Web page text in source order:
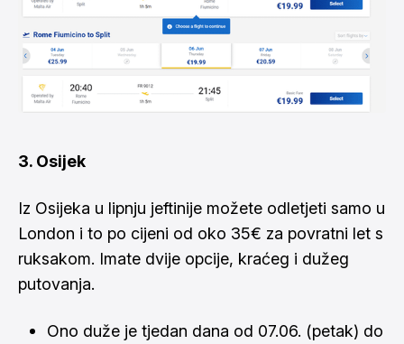
3. Osijek
Iz Osijeka u lipnju jeftinije možete odletjeti samo u
London i to po cijeni od oko 35€ za povratni let s
ruksakom. Imate dvije opcije, kraćeg i dužeg
putovanja.
Ono duže je tjedan dana od 07.06. (petak) do